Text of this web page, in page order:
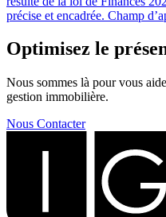
précise et encadrée. Champ
Optimisez le
Nous sommes là pour vous
gestion immobilière.
Nous Contacter